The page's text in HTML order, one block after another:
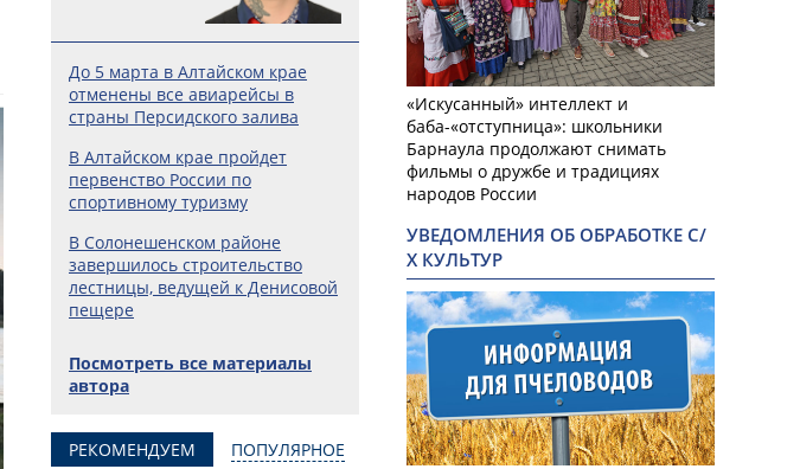
До 5 марта в Алтайском крае
отменены все авиарейсы в
страны Персидского залива
В Алтайском крае пройдет
первенство России по
спортивному туризму
В Солонешенском райо­не
завершилось строи­тельство
лестницы, ведущей к Денисовой
пещере
Посмотреть все материалы
автора
РЕКОМЕНДУЕМ ПОПУЛЯРНОЕ
«Искусанный» интеллект и
баба-«отступница»: школьники
Барнаула продолжают снимать
фильмы о дружбе и традициях
народов России
УВЕДОМЛЕНИЯ ОБ ОБРАБОТКЕ С/
Х КУЛЬТУР